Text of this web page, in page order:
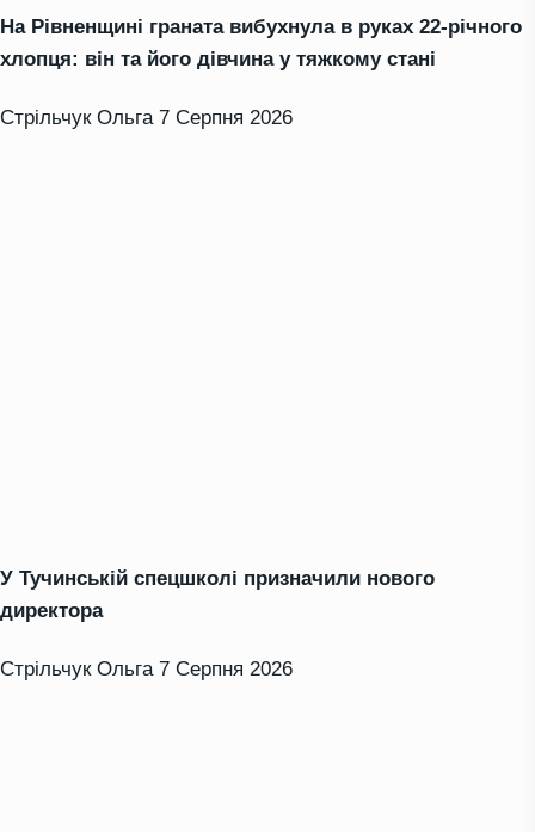
На Рівненщині граната вибухнула в руках 22-річного
хлопця: він та його дівчина у тяжкому стані
Стрільчук Ольга 7 Серпня 2026
У Тучинській спецшколі призначили нового
директора
Стрільчук Ольга 7 Серпня 2026